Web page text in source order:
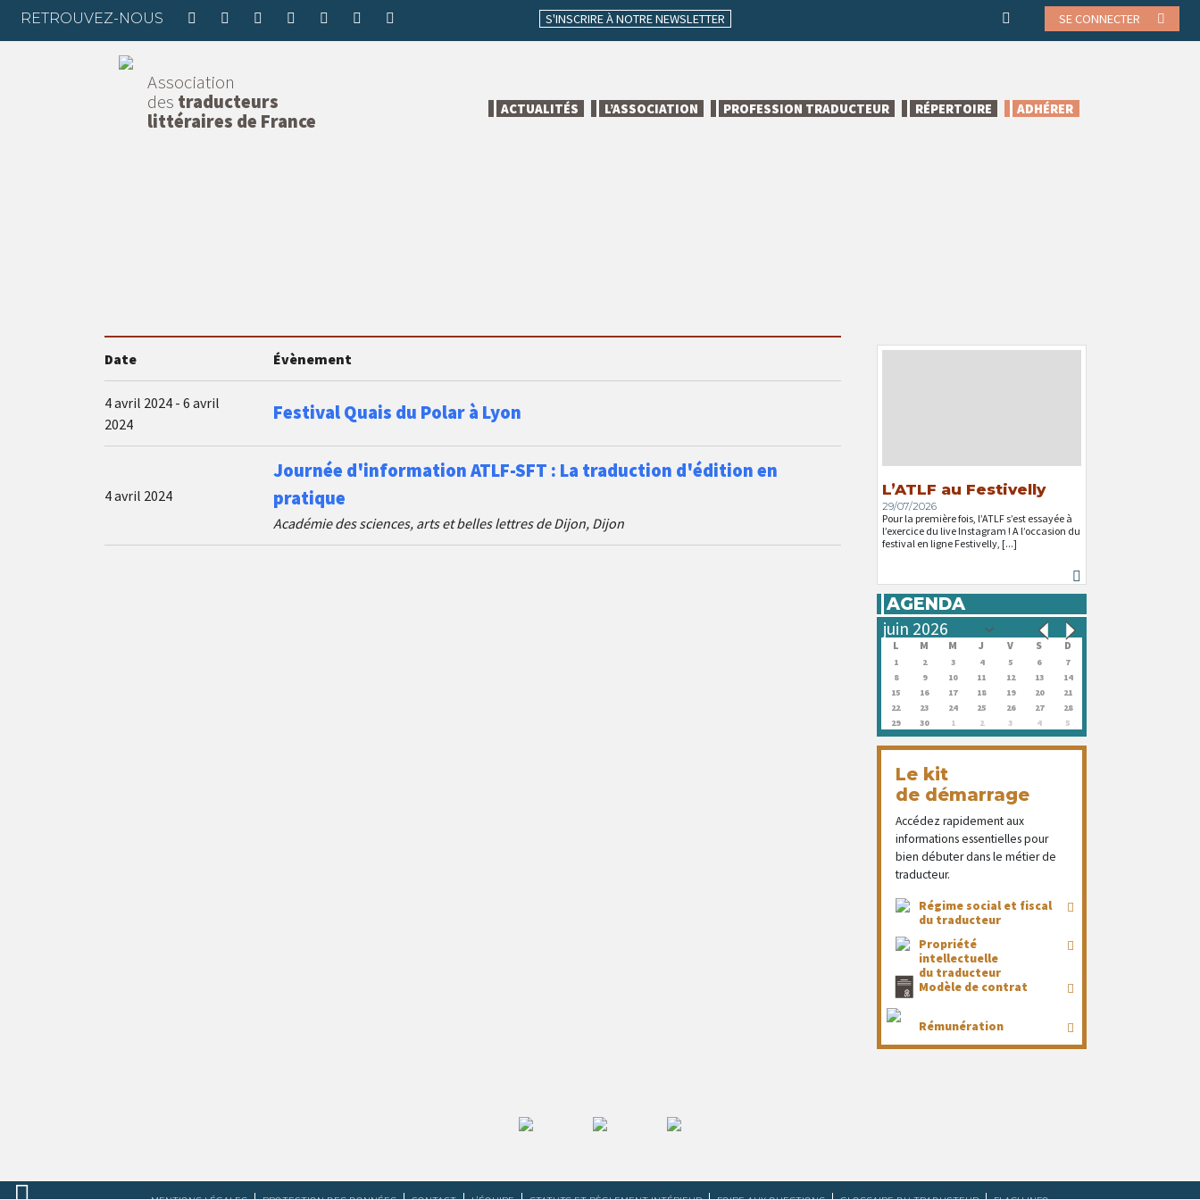
RETROUVEZ-NOUS S'INSCRIRE À NOTRE NEWSLETTER SE CONNECTER
Association
des traducteurs
littéraires de France
ACTUALITÉS L’ASSOCIATION PROFESSION TRADUCTEUR RÉPERTOIRE ADHÉRER
Date Évènement
4 avril 2024 - 6 avril
2024
Festival Quais du Polar à Lyon
4 avril 2024
Journée d'information ATLF-SFT : La traduction d'édition en
pratique
Académie des sciences, arts et belles lettres de Dijon, Dijon
L’ATLF au Festivelly
29/07/2026
Pour la première fois, l’ATLF s’est essayée à
l’exercice du live Instagram ! A l’occasion du
festival en ligne Festivelly, [...]
AGENDA
L M M J V S D
1 2 3 4 5 6
7
8
9 10 11 12 13
14
15
16 17 18 19 20
21
22
23 24 25 26 27
28
29
30 1 2 3 4 5
Le kit
de démarrage
Accédez rapidement aux
informations essentielles pour
bien débuter dans le métier de
traducteur.
Régime social et fiscal
du traducteur
Propriété
intellectuelle
du traducteur
Modèle de contrat
Rémunération